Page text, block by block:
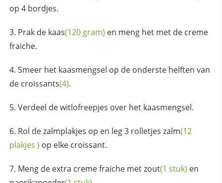
op 4 bordjes.
Prak de kaas(120 gram) en meng het met de creme
fraiche.
Smeer het kaasmengsel op de onderste helften van
de croissants(4).
Verdeel de witlofreepjes over het kaasmengsel.
Rol de zalmplakjes op en leg 3 rolletjes zalm(12
plakjes ) op elke croissant.
Meng de extra creme fraiche metzout(1 stuk) en